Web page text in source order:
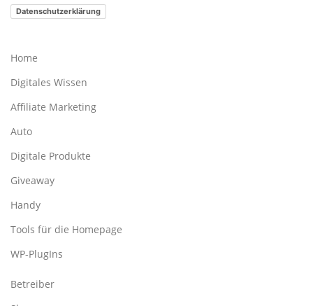
Datenschutzerklärung
Home
Digitales Wissen
Affiliate Marketing
Auto
Digitale Produkte
Giveaway
Handy
Tools für die Homepage
WP-PlugIns
Betreiber